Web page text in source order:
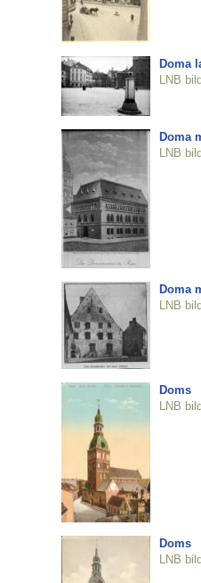
Doma
LNB
Doma
LNB
Doma
LNB
Doms
LNB
Doms
LNB